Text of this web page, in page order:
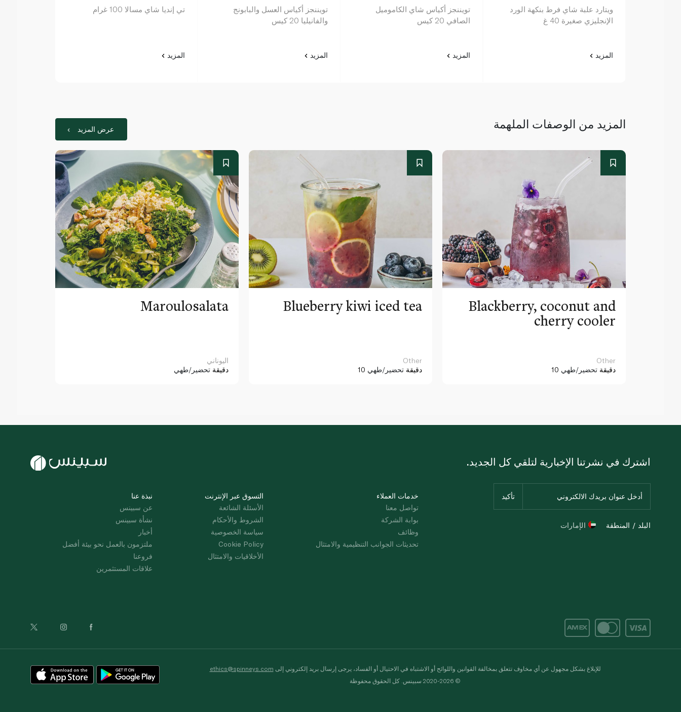
ويتارد علبة شاي فرط بنكهة الورد
الإنجليزي صغيرة 40 غ
المزيد
تويننجز أكياس شاي الكاموميل
الصافي 20 كيس
المزيد
تويننجز أكياس العسل والبابونج
والفانيليا 20 كيس
المزيد
تي إنديا شاي مسالا 100 غرام
المزيد
المزيد من الوصفات الملهمة عرض المزيد
Maroulosalata
اليوناني
دقيقة تحضير/طهي
Blueberry kiwi iced tea
Other
10 دقيقة تحضير/طهي
Blackberry, coconut and
cherry cooler
Other
10 دقيقة تحضير/طهي
نبذة عنا
عن سبينس
نشأة سبينس
أخبار
ملتزمون بالعمل نحو بيئة أفضل
فروعنا
علاقات المستثمرين
التسوق عبر الإنترنت
الأسئلة الشائعة
الشروط والأحكام
سياسة الخصوصية
Cookie Policy
الأخلاقيات والامتثال
خدمات العملاء
تواصل معنا
بوابة الشركة
وظائف
تحديثات الجوانب التنظيمية والامتثال
اشترك في نشرتنا الإخبارية لتلقي كل الجديد.
البلد / المنطقة الإمارات
للإبلاغ بشكل مجهول عن أي مخاوف تتعلق بمخالفة القوانين واللوائح أو الاشتباه في الاحتيال أو الفساد، يرجى إرسال بريد إلكتروني إلى ethics@spinneys.com
© 2020-2026 سبينس. كل الحقوق محفوظة